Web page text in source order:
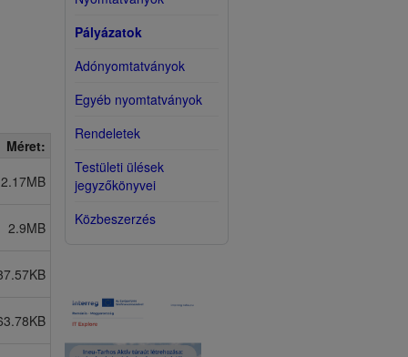
Pályázatok
Adónyomtatványok
Egyéb nyomtatványok
Rendeletek
Testületi ülések
jegyzőkönyvei
Közbeszerzés
Méret:
2.9MB